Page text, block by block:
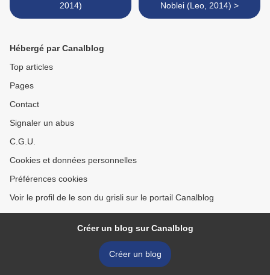
2014)
Noblei (Leo, 2014) >
Hébergé par Canalblog
Top articles
Pages
Contact
Signaler un abus
C.G.U.
Cookies et données personnelles
Préférences cookies
Voir le profil de le son du grisli sur le portail Canalblog
Créer un blog sur Canalblog
Créer un blog